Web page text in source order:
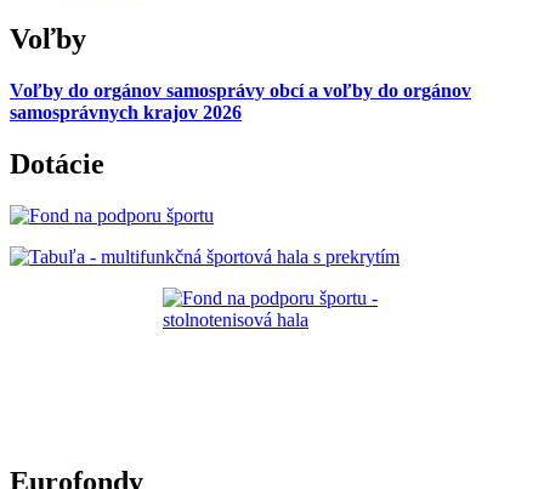
Voľby
Voľby do orgánov samosprávy obcí a voľby do orgánov
samosprávnych krajov 2026
Dotácie
Eurofondy